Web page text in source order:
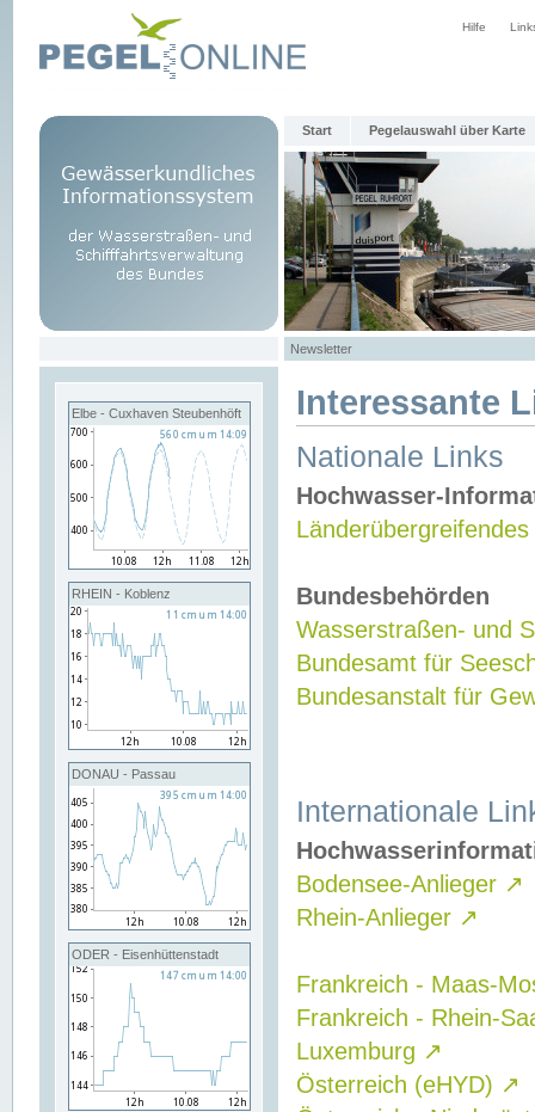
Hilfe
Start Pegelauswahl über Karte
Newsletter
Elbe - Cuxhaven Steubenhöft
RHEIN - Koblenz
DONAU - Passau
ODER - Eisenhüttenstadt
Interessante
Nationale Links
Hochwasser-
Bundesbehörden
Wasserstraßen- und
Bundesamt für
Bundesanstalt für
Internationale
Bodensee-Anlieger ↗
Rhein-Anlieger ↗
Frankreich - Maas-
Frankreich - Rhein-
Luxemburg ↗
Österreich (eHYD) ↗